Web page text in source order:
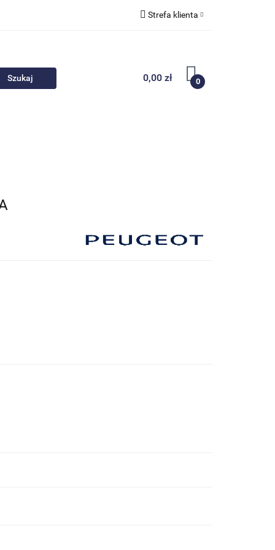
Strefa klienta
Zarejestruj się
Dodaj zgłoszenie
0,00 zł 0